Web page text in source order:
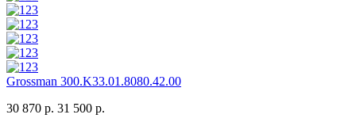
Grossman 300.K33.01.8080.42.00
30 870 р. 31 500 р.